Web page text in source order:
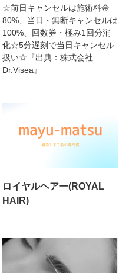
☆前日キャンセルは施術料金
80%、当日・無断キャンセルは
100%、回数券・極み1回分消
化☆5分遅刻で当日キャンセル
扱い☆『出典：株式会社
Dr.Visea』
ロイヤルヘアー(ROYAL
HAIR)